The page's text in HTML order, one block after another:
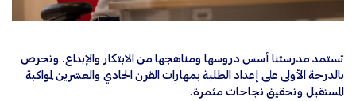
تستمد مدرستنا أسس دروسها ومناهجها من الابتكار والإبداع. وتحرص
بالدرجة الأولى على إعداد الطلبة بمهارات القرن الحادي والعشرين لمواكبة
المستقبل وتحقيق نجاحات مثمرة.